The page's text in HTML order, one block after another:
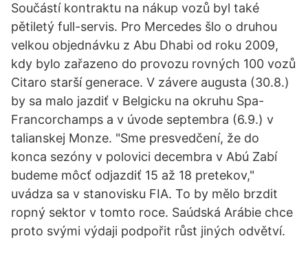
Součástí kontraktu na nákup vozů byl také
pětiletý full-servis. Pro Mercedes šlo o druhou
velkou objednávku z Abu Dhabi od roku 2009,
kdy bylo zařazeno do provozu rovných 100 vozů
Citaro starší generace. V závere augusta (30.8.)
by sa malo jazdiť v Belgicku na okruhu Spa-
Francorchamps a v úvode septembra (6.9.) v
talianskej Monze. "Sme presvedčení, že do
konca sezóny v polovici decembra v Abú Zabí
budeme môcť odjazdiť 15 až 18 pretekov,"
uvádza sa v stanovisku FIA. To by mělo brzdit
ropný sektor v tomto roce. Saúdská Arábie chce
proto svými výdaji podpořit růst jiných odvětví.